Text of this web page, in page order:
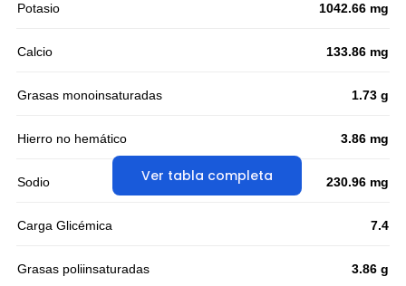
Ver tabla completa
Potasio 1042.66 mg
Calcio 133.86 mg
Grasas monoinsaturadas 1.73 g
Hierro no hemático 3.86 mg
Sodio 230.96 mg
Carga Glicémica 7.4
Grasas poliinsaturadas 3.86 g